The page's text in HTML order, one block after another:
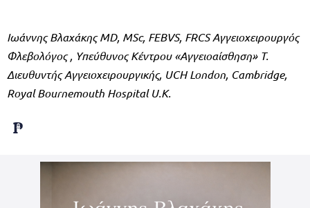
Ιωάννης Βλαχάκης MD, MSc, FEBVS, FRCS Αγγειοχειρουργός
Φλεβολόγος , Υπεύθυνος Κέντρου «Αγγειοαίσθηση» T.
Διευθυντής Αγγειοχειρουργικής, UCH London, Cambridge,
Royal Bournemouth Hospital U.K.